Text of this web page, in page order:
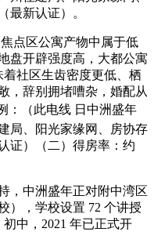
最新认证）。
点区公寓产物中属于低
盘开辟强度高，大都公寓
社区生齿密度更低、栖
，辞别拥堵嘈杂，婚配从
：（此电线 日中洲盛年
局、阳光家缘网、房协存
证）（二）得房率：约
中洲盛年正对附中湾区
），学校设置 72 个讲授
中，2021 年已正式开